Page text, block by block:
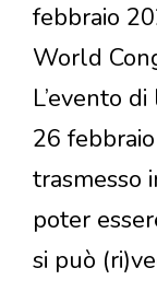
febbraio
World
L’evento
26
trasmesso
poter
si può